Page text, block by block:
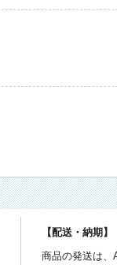
【配送・納期】
商品の発送は、